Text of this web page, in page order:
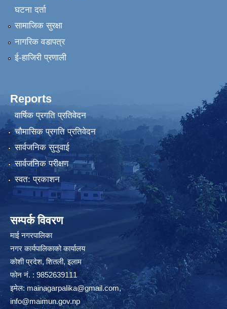
घटना दर्ता
सामाजिक सुरक्षा
नागरिक वडापत्र
ई-हाजिरी प्रणाली
Reports
वार्षिक प्रगति प्रतिवेदन
चौमासिक प्रगति प्रतिवेदन
सार्वजनिक सुनुवाई
सार्वजनिक परीक्षण
स्वत: प्रकाशन
सम्पर्क विवरण
माई नगरपालिका
नगर कार्यपालिकाको कार्यालय
कोशी प्रदेश, शितली, इलाम
फोन नं. : 9852639111
इमेल:mainagarpalika@gmail.com,
info@maimun.gov.np